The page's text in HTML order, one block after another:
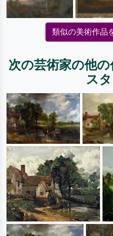
類似の美術作品
次の芸術家の他
ス